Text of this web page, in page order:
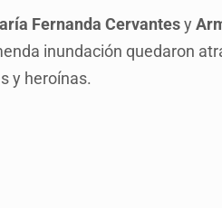
Fernanda Cervantesy
inundación quedaron
y heroínas.